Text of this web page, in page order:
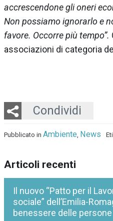
accrescendone gli oneri
Non possiamo ignorarlo e
favore. Occorre più tempo”.
associazioni di categoria
Condividi
Twitter
LinkedIn
Email
Whatsapp
Pubblicato in Ambiente, News
Articoli recenti
Il nuovo “Patto per il
sociale” dell’Emilia-
benessere delle